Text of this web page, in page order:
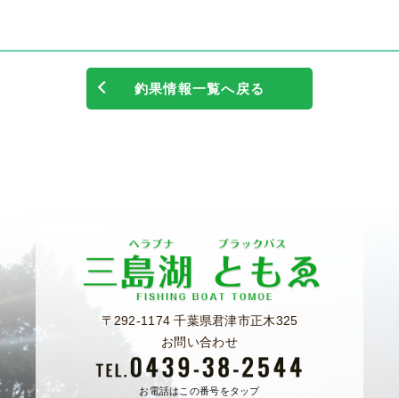
釣果情報一覧へ戻る
〒292-1174 千葉県君津市正木325
お問い合わせ
お電話はこの番号をタップ